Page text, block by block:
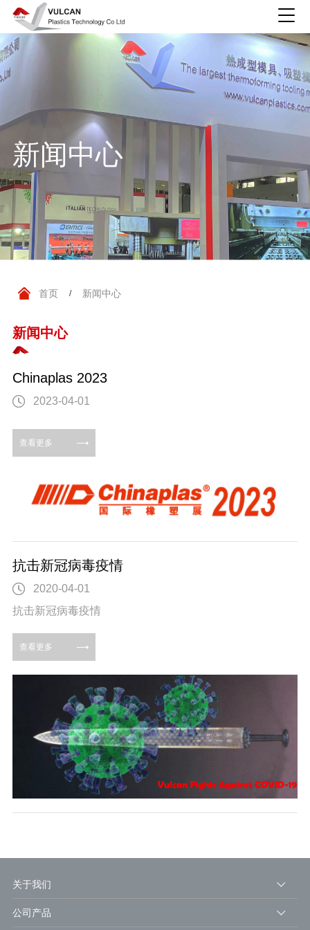
新闻中心
首页 / 新闻中心
新闻中心
Chinaplas 2023
2023-04-01
查看更多
抗击新冠病毒疫情
2020-04-01
抗击新冠病毒疫情
查看更多
关于我们
公司产品